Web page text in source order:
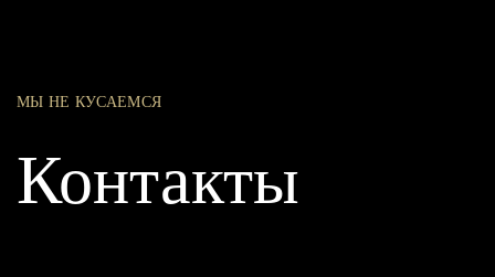
МЫ НЕ КУСАЕМСЯ
Контакты